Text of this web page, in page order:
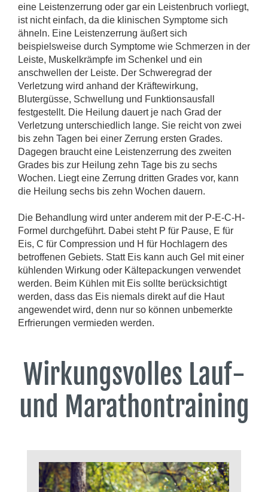
eine Leistenzerrung oder gar ein Leistenbruch vorliegt,
ist nicht einfach, da die klinischen Symptome sich
ähneln. Eine Leistenzerrung äußert sich
beispielsweise durch Symptome wie Schmerzen in der
Leiste, Muskelkrämpfe im Schenkel und ein
anschwellen der Leiste. Der Schweregrad der
Verletzung wird anhand der Kräftewirkung,
Blutergüsse, Schwellung und Funktionsausfall
festgestellt. Die Heilung dauert je nach Grad der
Verletzung unterschiedlich lange. Sie reicht von zwei
bis zehn Tagen bei einer Zerrung ersten Grades.
Dagegen braucht eine Leistenzerrung des zweiten
Grades bis zur Heilung zehn Tage bis zu sechs
Wochen. Liegt eine Zerrung dritten Grades vor, kann
die Heilung sechs bis zehn Wochen dauern.
Die Behandlung wird unter anderem mit der P-E-C-H-
Formel durchgeführt. Dabei steht P für Pause, E für
Eis, C für Compression und H für Hochlagern des
betroffenen Gebiets. Statt Eis kann auch Gel mit einer
kühlenden Wirkung oder Kältepackungen verwendet
werden. Beim Kühlen mit Eis sollte berücksichtigt
werden, dass das Eis niemals direkt auf die Haut
angewendet wird, denn nur so können unbemerkte
Erfrierungen vermieden werden.
Wirkungsvolles Lauf-
und Marathontraining